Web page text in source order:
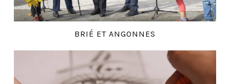
BRIÉ ET ANGONNES